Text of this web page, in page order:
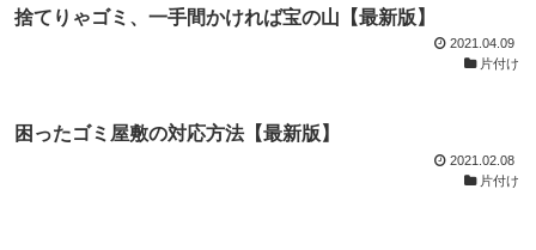
捨てりゃゴミ、一手間かければ宝の山【最新版】
2021.04.09
片付け
困ったゴミ屋敷の対応方法【最新版】
2021.02.08
片付け